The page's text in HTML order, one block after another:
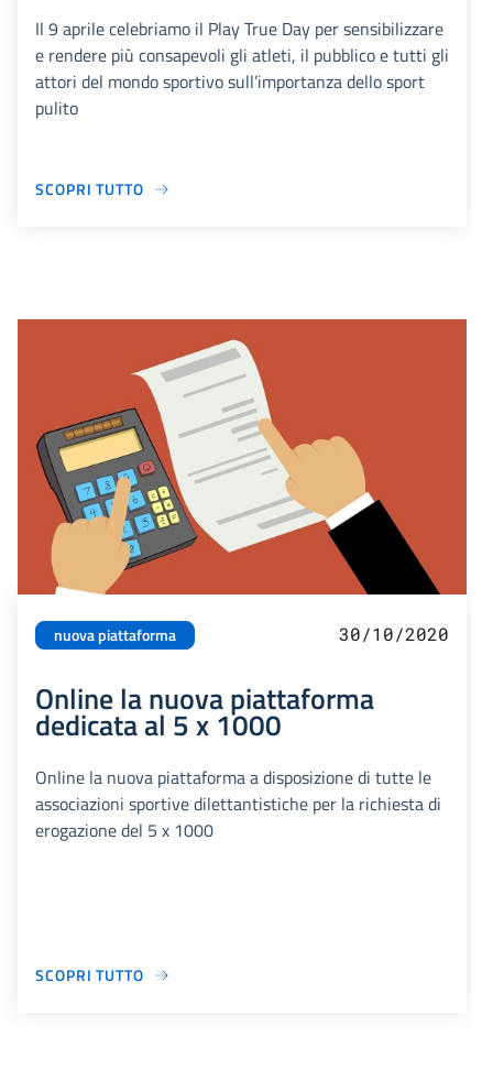
Il 9 aprile celebriamo il Play True Day per sensibilizzare
e rendere più consapevoli gli atleti, il pubblico e tutti gli
attori del mondo sportivo sull’importanza dello sport
pulito
SCOPRI TUTTO
nuova piattaforma 30/10/2020
Online la nuova piattaforma
dedicata al 5 x 1000
Online la nuova piattaforma a disposizione di tutte le
associazioni sportive dilettantistiche per la richiesta di
erogazione del 5 x 1000
SCOPRI TUTTO